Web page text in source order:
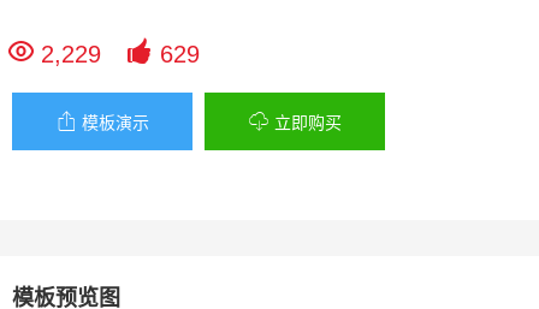
 2,229  629
 模板演示  立即购买
模板预览图